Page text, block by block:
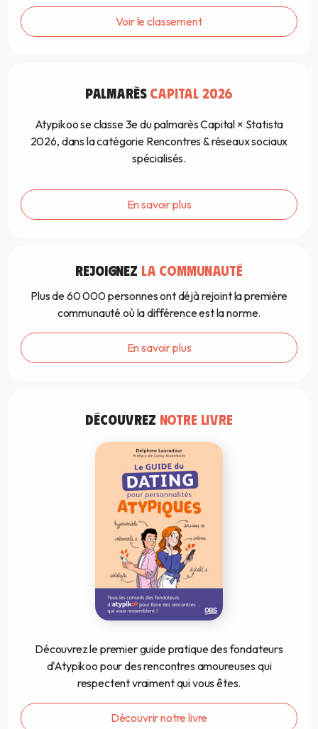
Voir le classement
PALMARÈS CAPITAL 2026
Atypikoo se classe 3e du palmarès Capital × Statista
2026, dans la catégorie Rencontres & réseaux sociaux
spécialisés.
En savoir plus
REJOIGNEZ LA COMMUNAUTÉ
Plus de 60 000 personnes ont déjà rejoint la première
communauté où la différence est la norme.
En savoir plus
DÉCOUVREZ NOTRE LIVRE
Découvrez le premier guide pratique des fondateurs
d'Atypikoo pour des rencontres amoureuses qui
respectent vraiment qui vous êtes.
Découvrir notre livre